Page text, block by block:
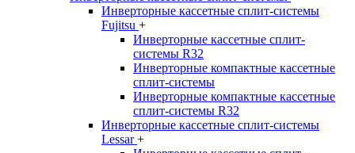
Инверторные кассетные сплит-системы
Fujitsu +
Инверторные кассетные сплит-
системы R32
Инверторные компактные кассетные
сплит-системы
Инверторные компактные кассетные
сплит-системы R32
Инверторные кассетные сплит-системы
Lessar+